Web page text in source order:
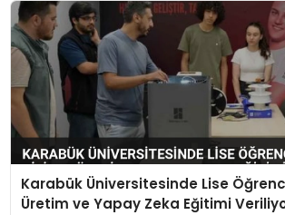
Karabük Üniversitesinde Lise
Üretim ve Yapay Zeka Eğitimi